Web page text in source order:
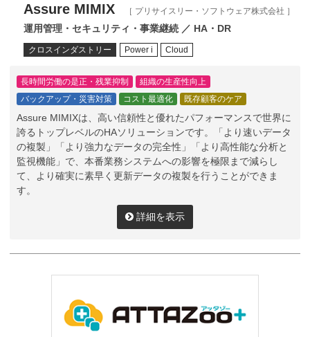
Assure MIMIX ［ プリサイスリー・ソフトウェア株式会社 ］
運用管理・セキュリティ・事業継続 ／ HA・DR
クロスインダストリー Power i Cloud
長時間労働の是正・残業抑制
組織の生産性向上
バックアップ・災害対策
コスト最適化 既存顧客のケア
Assure MIMIXは、高い信頼性と優れたパフォーマンスで世界に
誇るトップレベルのHAソリューションです。「より速いデータ
の複製」「より強力なデータの完全性」「より高性能な分析と
監視機能」で、本番業務システムへの影響を極限まで減らし
て、より確実に素早く更新データの複製を行うことができま
す。
詳細を表示